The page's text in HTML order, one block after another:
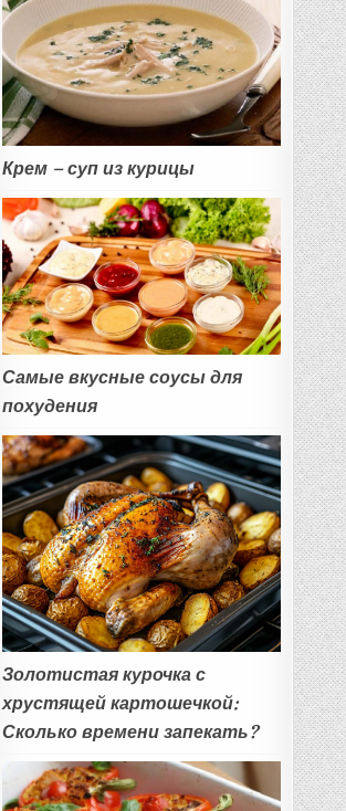
Крем – суп из курицы
Самые вкусные соусы для
похудения
Золотистая курочка с
хрустящей картошечкой:
Сколько времени запекать?